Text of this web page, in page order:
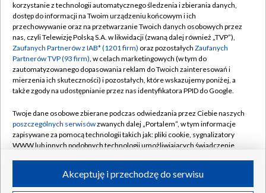
TVP
Abonament TVP
Emisja w TVP
Centrum informacji TVP
Naziemna Telewizja Cyfrowa
Rada Programowa
System NOS
Informacje o nadawcy
Program dla prasy
Regulamin TVP
Polityka prywatności
Moje zgody
Pomoc
Kontakt
Kanały
korzystanie z technologii automatycznego śledzenia i zbierania danych,
dostęp do informacji na Twoim urządzeniu końcowym i ich
przechowywanie oraz na przetwarzanie Twoich danych osobowych przez
nas, czyli Telewizję Polską S.A. w likwidacji (zwaną dalej również „TVP”),
Zaufanych Partnerów z IAB* (1201 firm) oraz pozostałych Zaufanych
Partnerów TVP (93 firm), w celach marketingowych (w tym do
zautomatyzowanego dopasowania reklam do Twoich zainteresowań i
mierzenia ich skuteczności) i pozostałych, które wskazujemy poniżej, a
także zgody na udostępnianie przez nas identyfikatora PPID do Google.
Twoje dane osobowe zbierane podczas odwiedzania przez Ciebie naszych
poszczególnych serwisówzwanych dalej „Portalem”, w tym informacje
zapisywane za pomocą technologii takich jak: pliki cookie, sygnalizatory
WWW lub innych podobnych technologii umożliwiających świadczenie
ruchu w Internecie.Akceptuję i przechodzę do serwisu